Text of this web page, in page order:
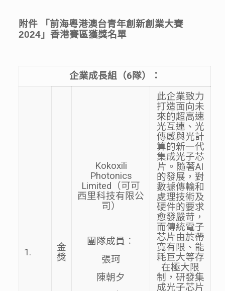
附件
「前海粵港澳台青年創新創業大賽
2024」香港賽區獲獎名單
企業成長組（6隊）：
1.
金
獎
Kokoxili
Photonics
Limited（可可
西里科技有限公
司）
團隊成員︰
張珂
陳朝夕
此企業致力
打造面向未
來的超高速
光互連、光
傳感與光計
算的新一代
集成光子芯
片。隨著AI
的發展，對
數據傳輸和
處理技術及
硬件的要求
愈發嚴苛，
而傳統電子
芯片由於帶
寬有限、能
耗巨大等存
在極大限
制，研發集
成光子芯片